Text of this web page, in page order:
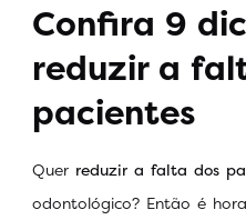
Confira 9
reduzir a
pacientes
Quer reduzir a falta dos
odontológico? Então é